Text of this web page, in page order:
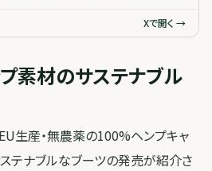
Xで開く →
素材のサステナブル
EU生産・無農薬の100%ヘンプキャ
テナブルなブーツの発売が紹介さ